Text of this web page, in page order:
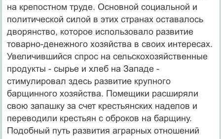
на крепостном труде. Основной социальной и
политической силой в этих странах оставалось
дворянство, которое использовало развитие
товарно-денежного хозяйства в своих интересах.
Увеличившийся спрос на сельскохозяйственные
продукты - сырье и хлеб на Западе -
стимулировал здесь развитие крупного
барщинного хозяйства. Помещики расширяли
свою запашку за счет крестьянских наделов и
переводили крестьян с оброков на барщину.
Подобный путь развития аграрных отношений